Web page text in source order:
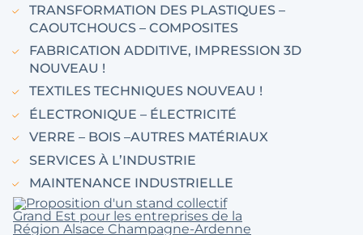
TRANSFORMATION DES PLASTIQUES –
CAOUTCHOUCS – COMPOSITES
FABRICATION ADDITIVE, IMPRESSION 3D
NOUVEAU !
TEXTILES TECHNIQUES NOUVEAU !
ÉLECTRONIQUE – ÉLECTRICITÉ
VERRE – BOIS –AUTRES MATÉRIAUX
SERVICES À L’INDUSTRIE
MAINTENANCE INDUSTRIELLE